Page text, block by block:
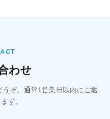
わせ
ぞ。通常1営業日以内にご返
す。